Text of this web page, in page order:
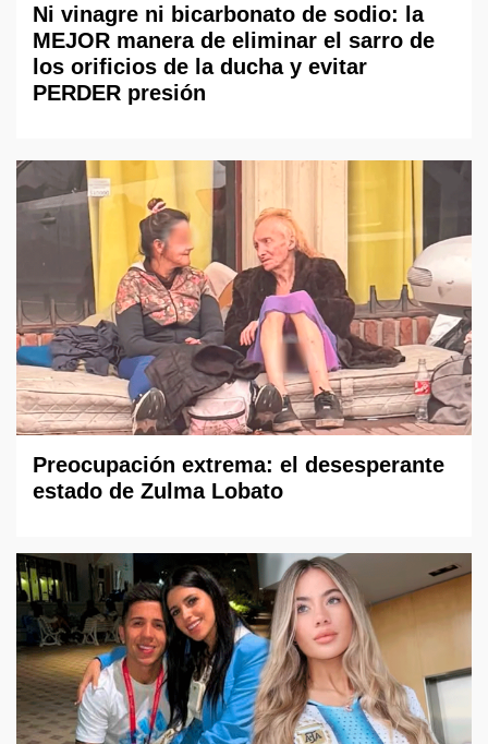
Ni vinagre ni bicarbonato de sodio: la
MEJOR manera de eliminar el sarro de
los orificios de la ducha y evitar
PERDER presión
Preocupación extrema: el desesperante
estado de Zulma Lobato